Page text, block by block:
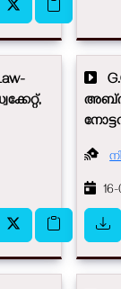
16-